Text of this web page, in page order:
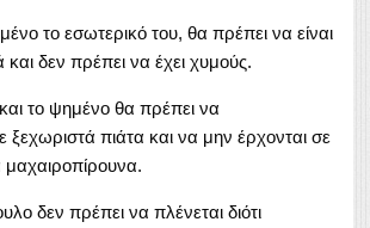
το εσωτερικό του, θα πρέπει να είναι
δεν πρέπει να έχει χυμούς.
το ψημένο θα πρέπει να
ξεχωριστά πιάτα και να μην έρχονται σε
μαχαιροπίρουνα.
δεν πρέπει να πλένεται διότι